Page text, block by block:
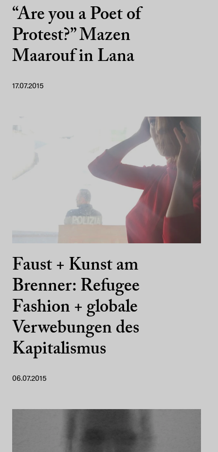
“Are you a Poet of
Protest?” Mazen
Maarouf in Lana
17.07.2015
Faust + Kunst am
Brenner: Refugee
Fashion + globale
Verwebungen des
Kapitalismus
06.07.2015